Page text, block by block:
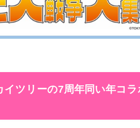
ツリーの7周年同い年コ